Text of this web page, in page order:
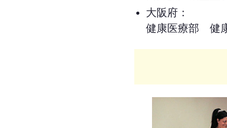
大阪府：
健康医療部 健